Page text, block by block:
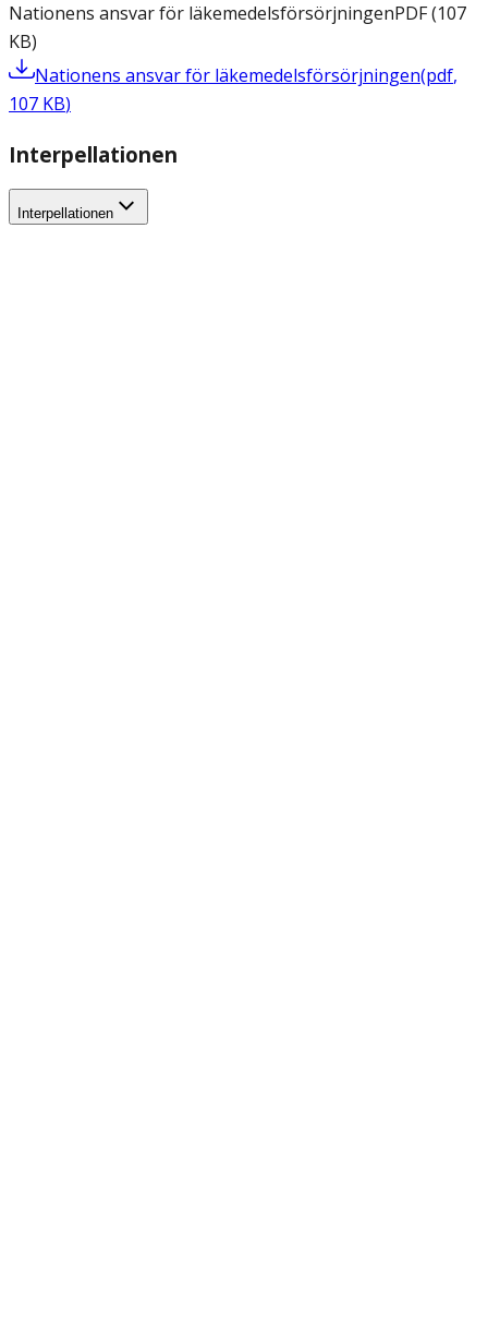
Nationens ansvar för läkemedelsförsörjningenPDF(107
KB)
Nationens ansvar för läkemedelsförsörjningen(pdf,
107 KB)
Interpellationen
Interpellationen